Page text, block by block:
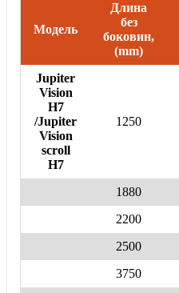
Mодель
Длина
без
боковин,
(mm)
Jupiter
Vision
H7
/Jupiter
Vision
scroll
H7
1250
1880
2200
2500
3750